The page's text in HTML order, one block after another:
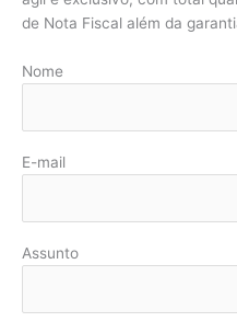
de Nota Fiscal além da
Nome
E-mail
Assunto